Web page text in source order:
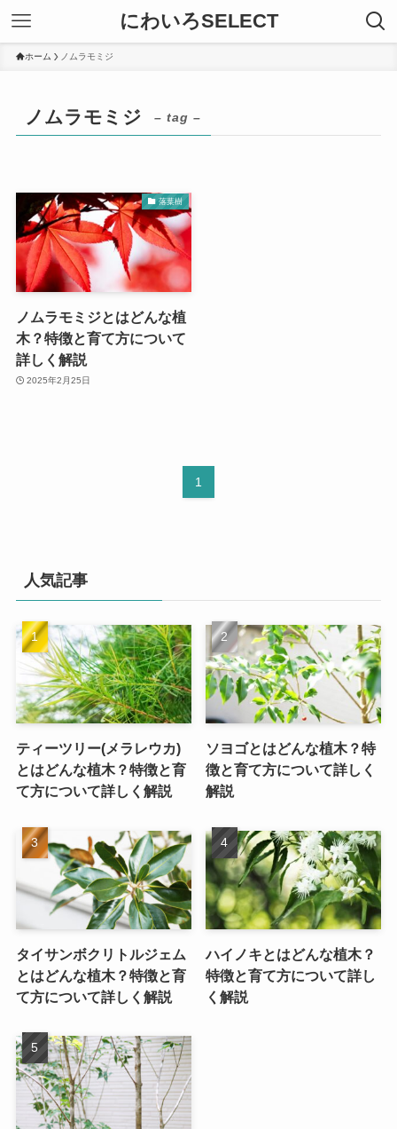
にわいろSELECT
ホーム ノムラモミジ
ノムラモミジ – tag –
落葉樹
ノムラモミジとはどんな植
木？特徴と育て方について
詳しく解説
2025年2月25日
1
人気記事
ティーツリー(メラレウカ)
とはどんな植木？特徴と育
て方について詳しく解説
ソヨゴとはどんな植木？特
徴と育て方について詳しく
解説
タイサンボクリトルジェム
とはどんな植木？特徴と育
て方について詳しく解説
ハイノキとはどんな植木？
特徴と育て方について詳し
く解説